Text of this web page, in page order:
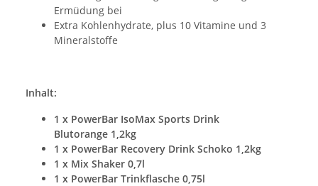
Ermüdung bei
Extra Kohlenhydrate, plus 10 Vitamine und 3
Mineralstoffe
Inhalt:
1 x PowerBar IsoMax Sports Drink
Blutorange 1,2kg
1 x PowerBar Recovery Drink Schoko 1,2kg
1 x Mix Shaker 0,7l
1 x PowerBar Trinkflasche 0,75l